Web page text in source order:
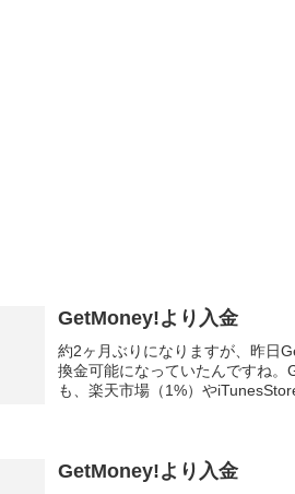
GetMoney!より入金
約2ヶ月ぶりになりますが、昨日
換金可能になっていたんですね
も、楽天市場（1%）や
GetMoney!より入金